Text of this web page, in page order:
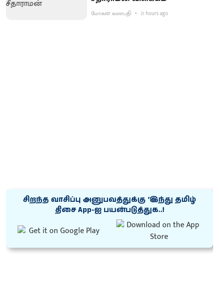
மோகன் கணபதி 21 hours ago
சிறந்த வாசிப்பு அனுபவத்துக்கு ‘இந்து தமிழ்
திசை App-ஐ பயன்படுத்துக..!